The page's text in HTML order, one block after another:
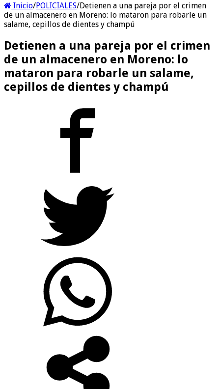
Inicio/POLICIALES/Detienen a una pareja por el crimen
de un almacenero en Moreno: lo mataron para robarle un
salame, cepillos de dientes y champú
Detienen a una pareja por el crimen
de un almacenero en Moreno: lo
mataron para robarle un salame,
cepillos de dientes y champú